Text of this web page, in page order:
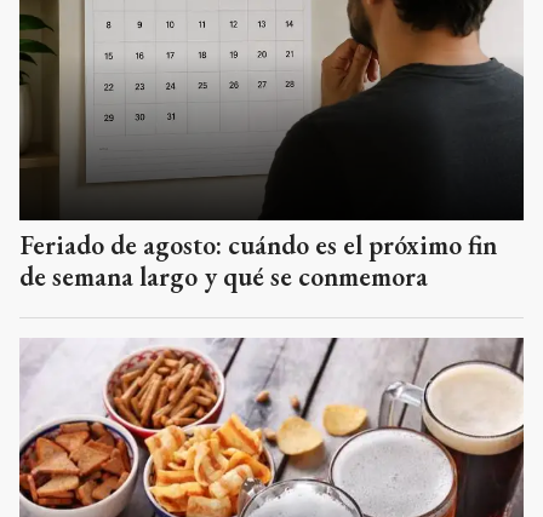
Feriado de agosto: cuándo es el próximo fin
de semana largo y qué se conmemora